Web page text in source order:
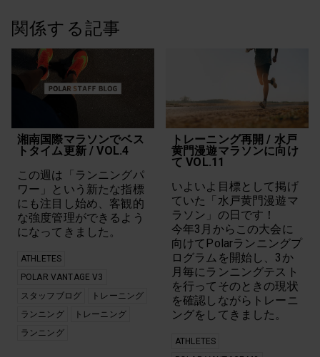
関係する記事
湘南国際マラソンでベス
トタイム更新 / VOL.4
この週は「ランニングパ
ワー」という新たな指標
にも注目し始め、客観的
な強度管理ができるよう
になってきました。
ATHLETES
POLAR VANTAGE V3
スタッフブログ
トレーニング
ランニング
トレーニング
ランニング
トレーニング再開 / 水戸
黄門漫遊マラソンに向け
て VOL.11
いよいよ目標として掲げ
ていた「水戸黄門漫遊マ
ラソン」の日です！
今年3月からこの大会に
向けてPolarランニングプ
ログラムを開始し、3か
月毎にランニングテスト
を行ってそのときの現状
を確認しながらトレーニ
ングをしてきました。
ATHLETES